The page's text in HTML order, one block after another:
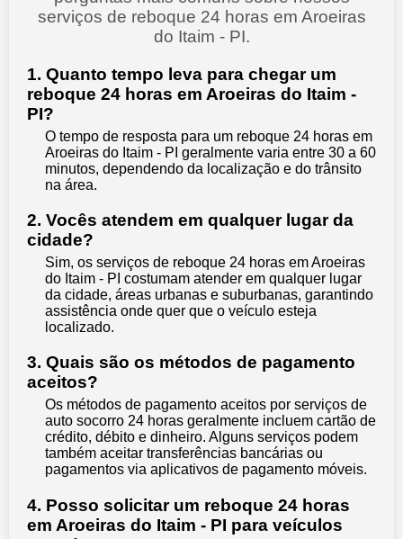
serviços de reboque 24 horas em Aroeiras
do Itaim - PI.
1. Quanto tempo leva para chegar um
reboque 24 horas em Aroeiras do Itaim -
PI?
O tempo de resposta para um reboque 24 horas em
Aroeiras do Itaim - PI geralmente varia entre 30 a 60
minutos, dependendo da localização e do trânsito
na área.
2. Vocês atendem em qualquer lugar da
cidade?
Sim, os serviços de reboque 24 horas em Aroeiras
do Itaim - PI costumam atender em qualquer lugar
da cidade, áreas urbanas e suburbanas, garantindo
assistência onde quer que o veículo esteja
localizado.
3. Quais são os métodos de pagamento
aceitos?
Os métodos de pagamento aceitos por serviços de
auto socorro 24 horas geralmente incluem cartão de
crédito, débito e dinheiro. Alguns serviços podem
também aceitar transferências bancárias ou
pagamentos via aplicativos de pagamento móveis.
4. Posso solicitar um reboque 24 horas
em Aroeiras do Itaim - PI para veículos